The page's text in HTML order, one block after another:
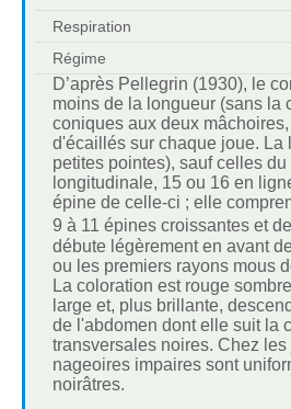
Respiration
Régime
D’après Pellegrin (1930), le
moins de la longueur (sans la
coniques aux deux
d'écaillés sur chaque joue. La
petites pointes), sauf celles
longitudinale, 15 ou 16 en
épine de celle-ci ; elle
9 à 11 épines croissantes et
débute légèrement en avant
ou les premiers rayons mous
La coloration est rouge
large et, plus brillante,
de l'abdomen dont elle suit la
transversales noires. Chez
nageoires impaires sont
noirâtres.